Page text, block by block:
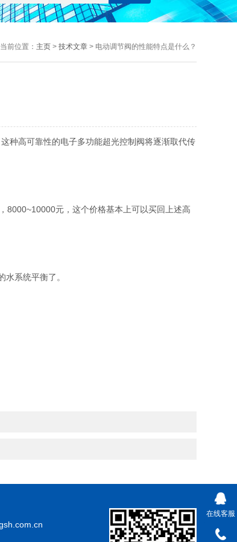
当前位置： 主页> 技术文章> 电动调节阀的性能特点是什么？
高可靠性的电子多功能超光控制阀将逐渐取代传
元，这个价格基本上可以买回上述高
系统平衡了。
在线客服